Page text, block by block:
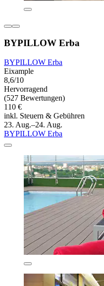
BYPILLOW Erba
BYPILLOW Erba
Eixample
8,6/10
Hervorragend
(527 Bewertungen)
110 €
inkl. Steuern & Gebühren
23. Aug.–24. Aug.
BYPILLOW Erba